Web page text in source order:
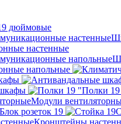
дюймовые
настенные
напольные
Полки
Модули
Блок розеток 19
Кронштейны